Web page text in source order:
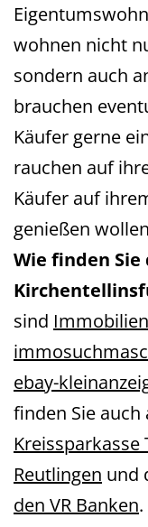
wohnen nicht
sondern auch
brauchen
Käufer gerne
rauchen auf
Käufer auf
genießen
Wie finden
sind
ebay-
finden Sie auch
Kreissparkasse
Reutlingen und
den VR Banken.